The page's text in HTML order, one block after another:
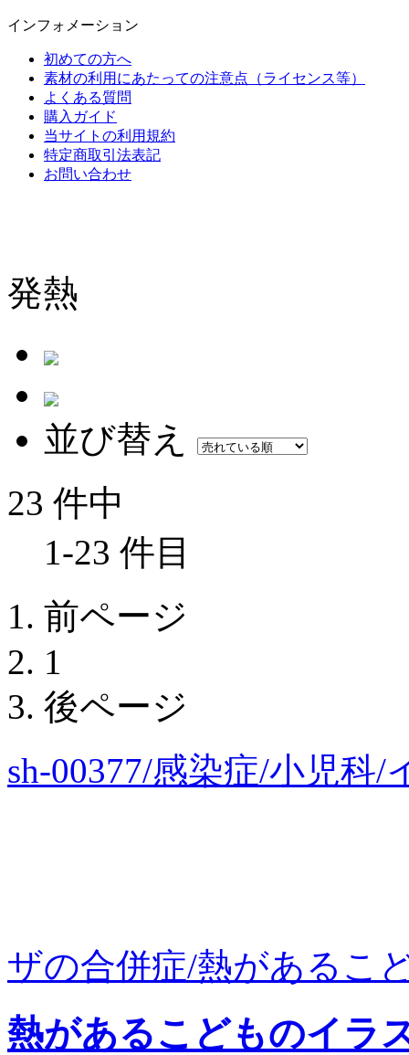
インフォメーション
初めての方へ
素材の利用にあたっての注意点（ライセンス等）
よくある質問
購入ガイド
当サイトの利用規約
特定商取引法表記
お問い合わせ
発熱
並び替え
23 件中
1-23 件目
前ページ
1
後ページ
sh-00377/感染症/小児科
ザの合併症/熱があるこ
熱があるこどものイラ